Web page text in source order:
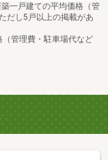
一戸建ての平均価格（管
だし5戸以上の掲載があ
管理費・駐車場代など